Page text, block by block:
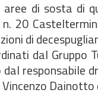
di sosta di
20
di
dal
responsabile